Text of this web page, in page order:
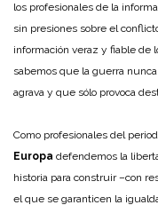
los profesionales de la
sin presiones sobre el
información veraz y fiable de
sabemos que la guerra
agrava y que sólo provoca
Como profesionales del
Europa defendemos la
historia para construir –con
el que se garanticen la